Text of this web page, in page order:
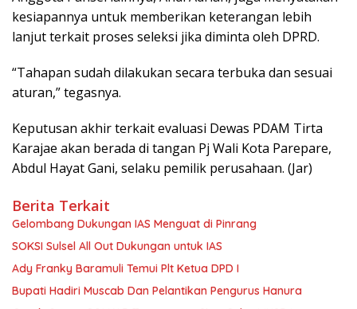
kesiapannya untuk memberikan keterangan lebih
lanjut terkait proses seleksi jika diminta oleh DPRD.
“Tahapan sudah dilakukan secara terbuka dan sesuai
aturan,” tegasnya.
Keputusan akhir terkait evaluasi Dewas PDAM Tirta
Karajae akan berada di tangan Pj Wali Kota Parepare,
Abdul Hayat Gani, selaku pemilik perusahaan. (Jar)
Berita Terkait
Gelombang Dukungan IAS Menguat di Pinrang
SOKSI Sulsel All Out Dukungan untuk IAS
Ady Franky Baramuli Temui Plt Ketua DPD I
Bupati Hadiri Muscab Dan Pelantikan Pengurus Hanura